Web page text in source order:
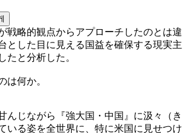
戦略的観点からアプローチしたのとは違
とした目に見える国益を確保する現実主
たと分析した。
は何か。
んじながら『強大国・中国』に汲々（き
いる姿を全世界に、特に米国に見せつけ